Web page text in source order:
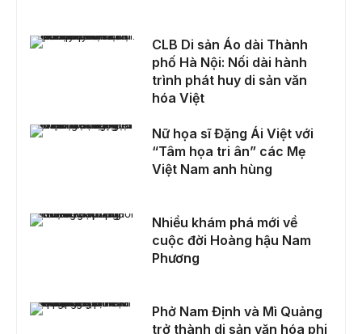
CLB Di sản Áo dài Thành phố Hà Nội: Nối dài hành trình phát huy di sản văn hóa Việt
CLB Di sản Áo dài Thành
phố Hà Nội: Nối dài hành
trình phát huy di sản văn
hóa Việt
Nữ họa sĩ Đặng Ái Việt với “Tâm họa tri ân” các Mẹ Việt Nam anh hùng
Nữ họa sĩ Đặng Ái Việt với
“Tâm họa tri ân” các Mẹ
Việt Nam anh hùng
Nhiều khám phá mới về cuộc đời Hoàng hậu Nam Phương
Nhiều khám phá mới về
cuộc đời Hoàng hậu Nam
Phương
Phở Nam Định và Mì Quảng trở thành di sản văn hóa phi vật thể quốc gia
Phở Nam Định và Mì Quảng
trở thành di sản văn hóa phi